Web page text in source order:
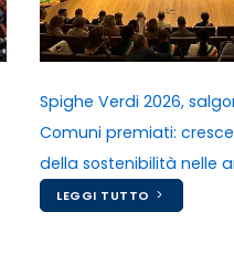
Spighe Verdi 2026,
Comuni premiati:
della sostenibilità nelle
LEGGI TUTTO